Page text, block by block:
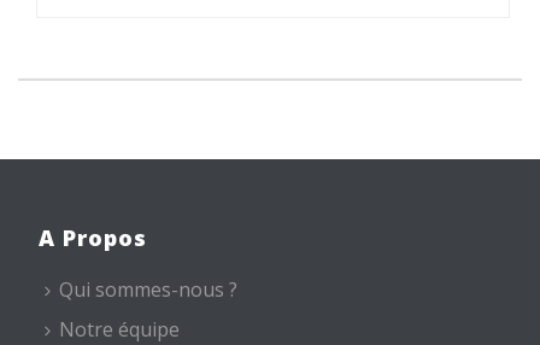
A Propos
Qui sommes-nous ?
Notre équipe